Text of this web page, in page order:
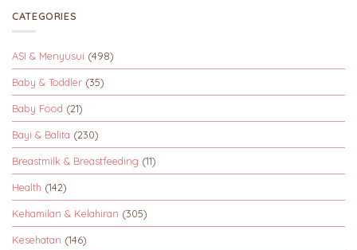
CATEGORIES
ASI & Menyusui (498)
Baby & Toddler (35)
Baby Food (21)
Bayi & Balita (230)
Breastmilk & Breastfeeding (11)
Health (142)
Kehamilan & Kelahiran (305)
Kesehatan (146)